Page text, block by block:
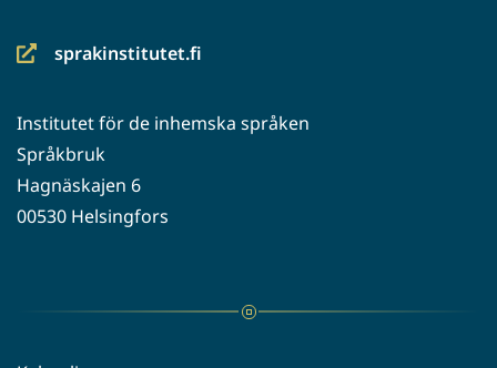
sprakinstitutet.fi
(siirryt
palveluun)
Institutet för de inhemska språken
Språkbruk
Hagnäskajen 6
00530 Helsingfors